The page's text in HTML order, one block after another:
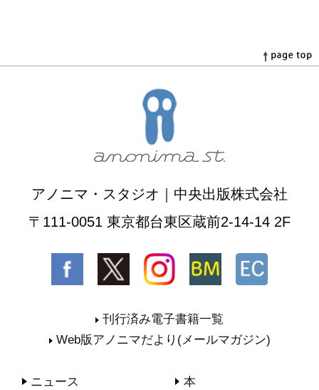
アノニマ・スタジオ｜中央出版株式会社
〒111-0051 東京都台東区蔵前2-14-14 2F
刊行済み電子書籍一覧
Web版アノニマだより(メールマガジン)
ニュース 本